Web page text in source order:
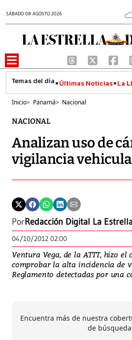
SÁBADO 08 AGOSTO 2026
Últimas Noticias La
Inicio> Panamá> Nacional
NACIONAL
Analizan uso de
vigilancia
PorRedacción Digital La
04/10/2012 02:00
Ventura Vega, de la ATTT, hizo
comprobar la alta incidencia de
Reglamento detectadas por una
Encuentra más de nuestra
de